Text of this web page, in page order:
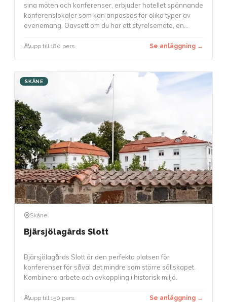
sina möten och konferenser, erbjuder hotellet spännande
konferenslokaler som kan anpassas för olika typer av
evenemang. Oavsett om du har ett styrelsemöte, en
deltagare, finns det möjligheter att använda.
som passar bäst för ditt evenemang.
upp till 180 pers. Se anläggning →
SKÅNE
Skåne
Bjärsjölagårds Slott
Bjärsjölagårds Slott är den perfekta platsen för
konferenser för såväl det mindre som större sällskapet.
Kombinera arbete och avkoppling i historisk miljö.
upp till 150 pers. Se anläggning →